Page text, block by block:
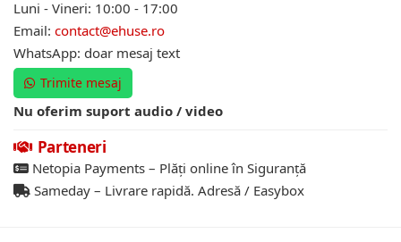
Luni - Vineri: 10:00 - 17:00
Email: contact@ehuse.ro
WhatsApp: doar mesaj text
Trimite mesaj
Nu oferim suport audio / video
Parteneri
Netopia Payments – Plăți online în Siguranță
Sameday – Livrare rapidă. Adresă / Easybox